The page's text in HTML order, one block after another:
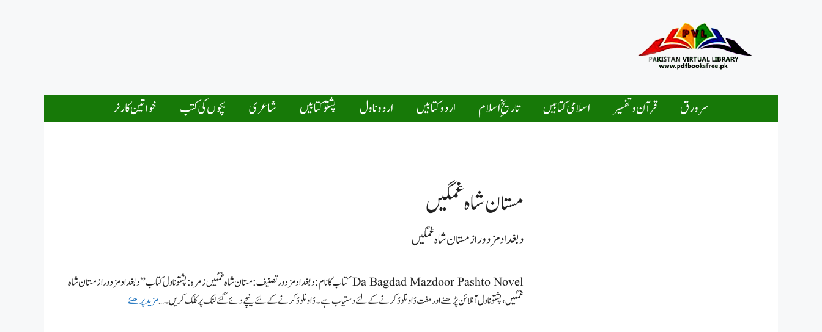
سرورق قرآن و تفسیر اسلامی کتابیں تاریخِ اسلام اردو کتابیں اردو ناول پشتو کتابیں شاعری بچوں کی کتب خواتین کارنر
مستان شاہ غمگین
د بغداد مزدور از مستان شاہ غمگین
Da Bagdad Mazdoor Pashto Novel کتاب کا نام: د بغداد مزدور تصنیف: مستان شاہ غمگین زمرہ: پشتو ناول کتاب ” د بغداد مزدور از مستان شاہ
غمگین ، پشتو ناول آنلائن پڑھنے اور مفت ڈاونلوڈ کرنے کےلئے دستیاب ہے۔ ڈاونلوڈ کرنے کے لئے نیچے دئے گئے لنک پر کلک کریں۔ …مزید پرھئے